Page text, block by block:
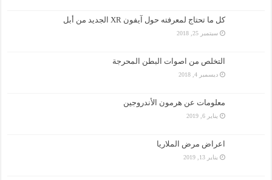
كل ما تحتاج لمعرفته حول آيفون XR الجديد من أبل
سبتمبر 25, 2018
التخلص من اصوات البطن المحرجة
ديسمبر 4, 2018
معلومات عن هرمون الأندروجين
يناير 6, 2019
اعراض مرض الملاريا
يناير 13, 2019